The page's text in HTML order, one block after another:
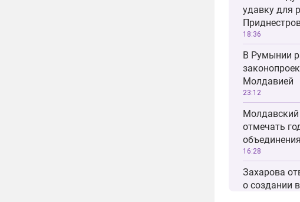
удавку для
18:36
В Румынии
Молдавией
23:12
Молдавский
отмечать
16:28
Захарова
о создании